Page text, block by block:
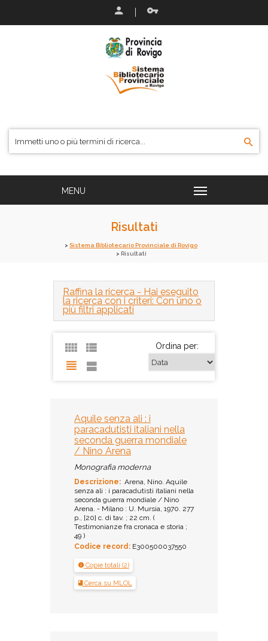
Risultati
Sistema Bibliotecario Provinciale di Rovigo
Risultati
Raffina la ricerca - Hai eseguito
la ricerca con i criteri: Con uno o
più filtri applicati
Ordina per:
Aquile senza ali : i
paracadutisti italiani nella
seconda guerra mondiale
/ Nino Arena
Monografia moderna
Descrizione: Arena, Nino. Aquile
senza ali : i paracadutisti italiani nella
seconda guerra mondiale / Nino
Arena. - Milano : U. Mursia, 1970. 277
p., [20] c. di tav. ; 22 cm. (
Testimonianze fra cronaca e storia ;
49 )
Codice record: E300500037550
Copie totali (2)
Cerca su MLOL